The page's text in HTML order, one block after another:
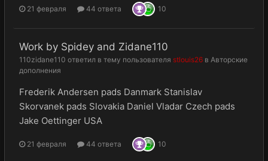
21 февраля 44 ответа 10
Work by Spidey and Zidane110
110zidane110 ответил в тему пользователя stlouis26 в Авторские
дополнения
Frederik Andersen pads Danmark Stanislav
Skorvanek pads Slovakia Daniel Vladar Czech pads
Jake Oettinger USA
21 февраля 44 ответа 10